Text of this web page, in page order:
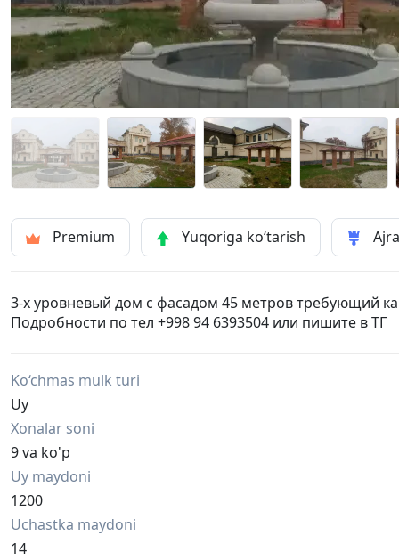
Premium Yuqoriga ko‘tarish
3-х уровневый дом с фасадом 45 метров требующий
Подробности по тел +998 94 6393504 или пишите в ТГ
Ko‘chmas mulk turi
Uy
Xonalar soni
9 va ko'p
Uy maydoni
1200
Uchastka maydoni
14